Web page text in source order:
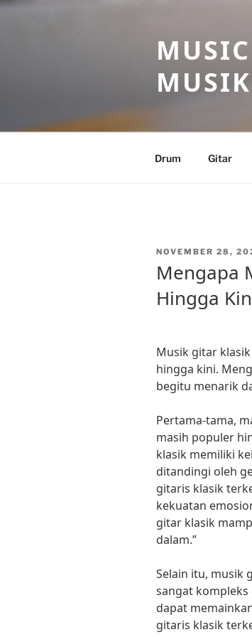
Skip
Drum Gitar
POSTED
NOVEMBER 28,
Mengapa
Hingga
Musik gitar
hingga kini.
begitu menarik
Pertama-tama,
masih populer
klasik memiliki
ditandingi oleh
gitaris klasik
kekuatan
gitar klasik
dalam.”
Selain itu, musik
sangat
dapat
gitaris klasik